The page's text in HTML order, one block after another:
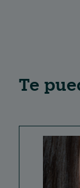
Te